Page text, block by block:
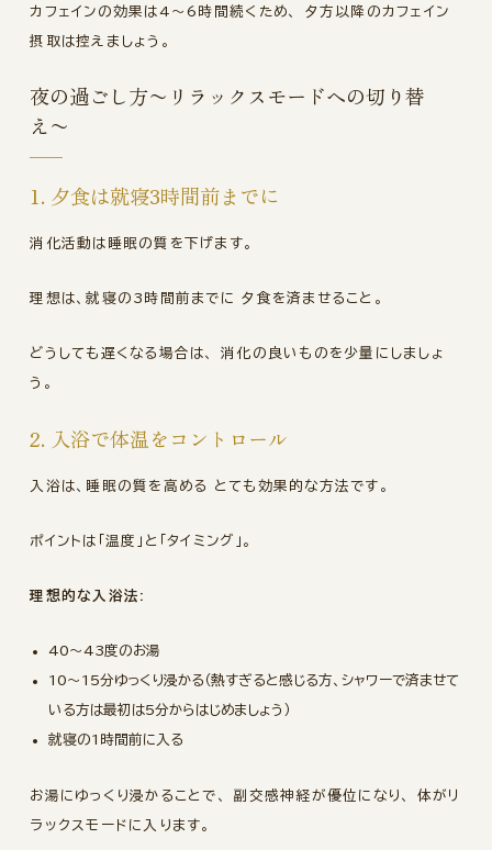
カフェインの効果は4〜6時間続くため、 夕方以降のカフェイン
摂取は控えましょう。
夜の過ごし方〜リラックスモードへの切り替
え〜
1. 夕食は就寝3時間前までに
消化活動は睡眠の質を下げます。
理想は、就寝の3時間前までに 夕食を済ませること。
どうしても遅くなる場合は、 消化の良いものを少量にしましょ
う。
2. 入浴で体温をコントロール
入浴は、睡眠の質を高める とても効果的な方法です。
ポイントは「温度」と「タイミング」。
理想的な入浴法:
40～43度のお湯
10〜15分ゆっくり浸かる（熱すぎると感じる方、シャワーで済ませて
いる方は最初は5分からはじめましょう）
就寝の1時間前に入る
お湯にゆっくり浸かることで、 副交感神経が優位になり、 体がリ
ラックスモードに入ります。